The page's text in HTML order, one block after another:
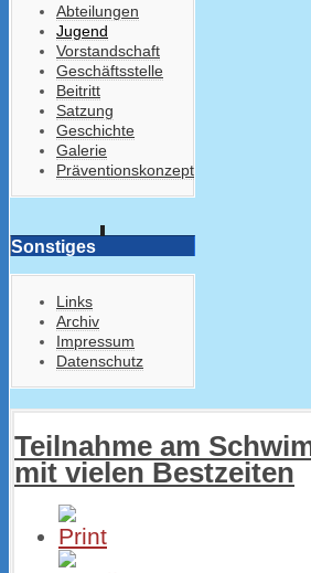
Abteilungen
Jugend
Vorstandschaft
Geschäftsstelle
Beitritt
Satzung
Geschichte
Galerie
Präventionskonzept
Sonstiges
Links
Archiv
Impressum
Datenschutz
Teilnahme am
mit vielen Bestzeiten